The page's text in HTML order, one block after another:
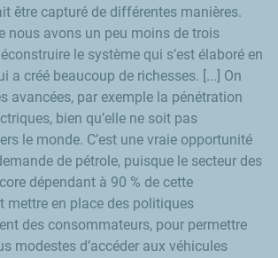
être capturé de différentes manières.
nous avons un peu moins de trois
le système qui s’est élaboré en
a créé beaucoup de richesses. [...] On
avancées, par exemple la pénétration
bien qu’elle ne soit pas
le monde. C’est une vraie opportunité
de pétrole, puisque le secteur des
dépendant à 90 % de cette
mettre en place des politiques
des consommateurs, pour permettre
modestes d’accéder aux véhicules